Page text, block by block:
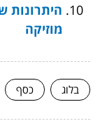
היתרונות
מוזיקה
בלוג כסף